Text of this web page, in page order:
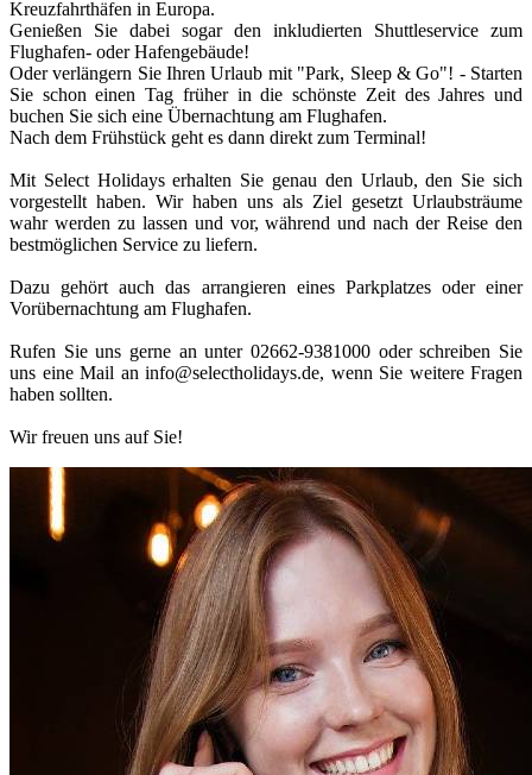
Kreuzfahrthäfen in Europa.
Genießen Sie dabei sogar den inkludierten Shuttleservice zum
Flughafen- oder Hafengebäude!
Oder verlängern Sie Ihren Urlaub mit "Park, Sleep & Go"! - Starten
Sie schon einen Tag früher in die schönste Zeit des Jahres und
buchen Sie sich eine Übernachtung am Flughafen.
Nach dem Frühstück geht es dann direkt zum Terminal!
Mit Select Holidays erhalten Sie genau den Urlaub, den Sie sich
vorgestellt haben. Wir haben uns als Ziel gesetzt Urlaubsträume
wahr werden zu lassen und vor, während und nach der Reise den
bestmöglichen Service zu liefern.
Dazu gehört auch das arrangieren eines Parkplatzes oder einer
Vorübernachtung am Flughafen.
Rufen Sie uns gerne an unter 02662-9381000 oder schreiben Sie
uns eine Mail an info@selectholidays.de, wenn Sie weitere Fragen
haben sollten.
Wir freuen uns auf Sie!